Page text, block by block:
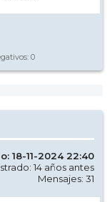
0
18-11-2024 22:40
14 años antes
Mensajes: 31